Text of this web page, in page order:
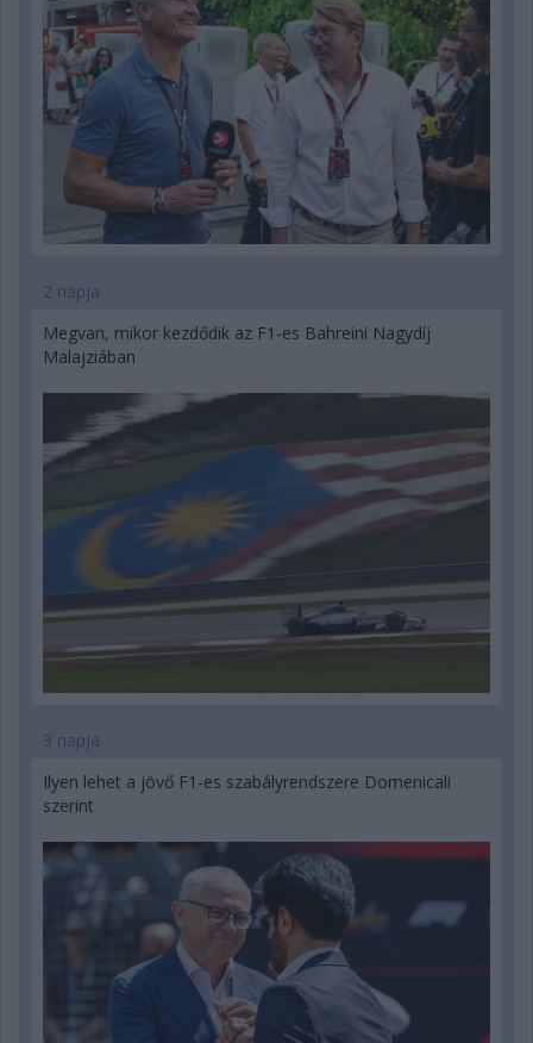
2 napja
Megvan, mikor kezdődik az F1-es Bahreini Nagydíj
Malajziában
3 napja
Ilyen lehet a jövő F1-es szabályrendszere Domenicali
szerint